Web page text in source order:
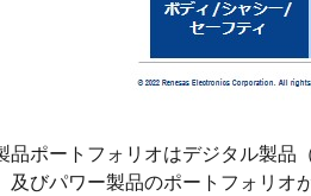
品ポートフォリオはデジタル製品
及びパワー製品のポートフォリオ